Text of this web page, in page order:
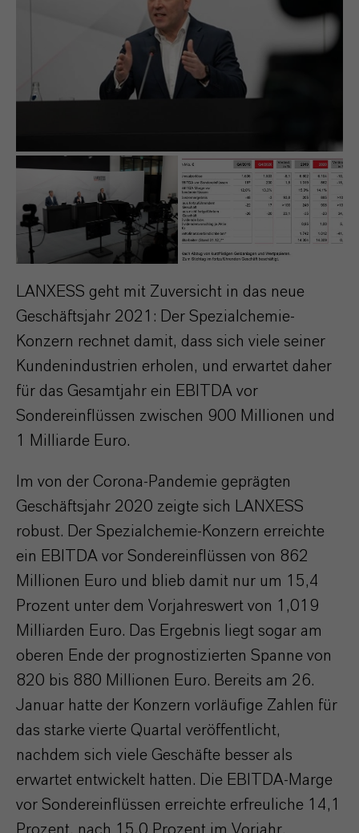
LANXESS geht mit Zuversicht in das neue
Geschäftsjahr 2021: Der Spezialchemie-
Konzern rechnet damit, dass sich viele seiner
Kundenindustrien erholen, und erwartet daher
für das Gesamtjahr ein EBITDA vor
Sondereinflüssen zwischen 900 Millionen und
1 Milliarde Euro.
Im von der Corona-Pandemie geprägten
Geschäftsjahr 2020 zeigte sich LANXESS
robust. Der Spezialchemie-Konzern erreichte
ein EBITDA vor Sondereinflüssen von 862
Millionen Euro und blieb damit nur um 15,4
Prozent unter dem Vorjahreswert von 1,019
Milliarden Euro. Das Ergebnis liegt sogar am
oberen Ende der prognostizierten Spanne von
820 bis 880 Millionen Euro. Bereits am 26.
Januar hatte der Konzern vorläufige Zahlen für
das starke vierte Quartal veröffentlicht,
nachdem sich viele Geschäfte besser als
erwartet entwickelt hatten. Die EBITDA-Marge
vor Sondereinflüssen erreichte erfreuliche 14,1
Prozent, nach 15,0 Prozent im Vorjahr.